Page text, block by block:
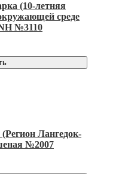
(10-летняя
среде
№3110
Лангедок-
№2007